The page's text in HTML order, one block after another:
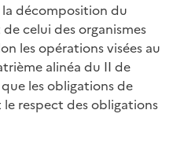
décomposition du
celui des organismes
les opérations visées au
alinéa du II de
les obligations de
respect des obligations